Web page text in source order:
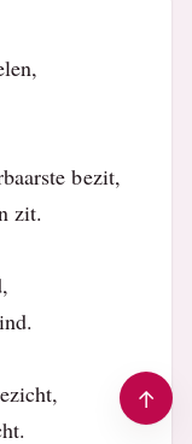
bezit,
zit.